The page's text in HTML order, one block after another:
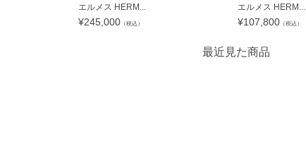
エルメス HERM...
¥245,000 （税込）
エルメス HERM...
¥107,800 （税込）
最近見た商品